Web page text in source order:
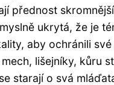
přednost
ukrytá, že je
aby ochránili
lišejníky, kůru
starají o svá